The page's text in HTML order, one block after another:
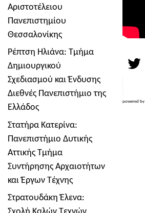
Αριστοτέλειου
Πανεπιστημίου
Θεσσαλονίκης
Ρέπτση Ηλιάνα: Τμήμα
Δημιουργικού
Σχεδιασμού και Ένδυσης
Διεθνές Πανεπιστήμιο της
Ελλάδος
Στατήρα Κατερίνα:
Πανεπιστήμιο Δυτικής
Αττικής Τμήμα
Συντήρησης Αρχαιοτήτων
και Έργων Τέχνης
Στρατουδάκη Έλενα:
powered by